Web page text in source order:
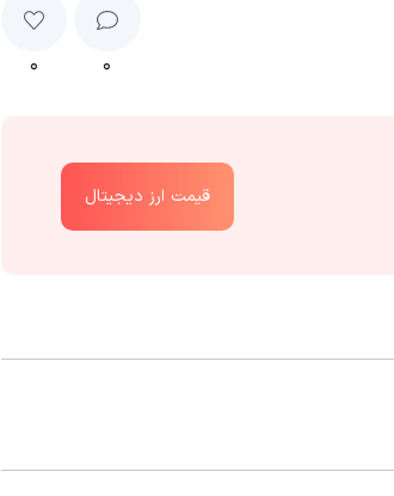
۰ ۰
قیمت ارز دیجیتال